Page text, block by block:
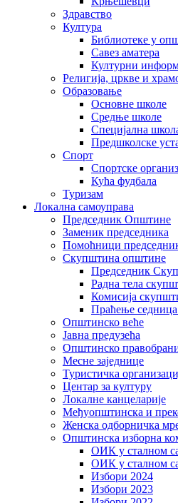
Здравство
Култура
Библиотеке у
Савез аматера
Културни
Религија, цркве и
Образовање
Основне школе
Средње школе
Специјална
Предшколске
Спорт
Спортске
Кућа фудбала
Туризам
Локална самоуправа
Председник Општине
Заменик председника
Помоћници
Скупштина општине
Председник
Радна тела
Комисија
Праћење
Општинско веће
Јавна предузећа
Општинско
Месне заједнице
Туристичка
Центaр за културу
Локалне канцеларије
Међуопштинска и
Женска одборничка
Општинска изборна
ОИК у сталном
ОИК у сталном
Избори 2024
Избори 2023